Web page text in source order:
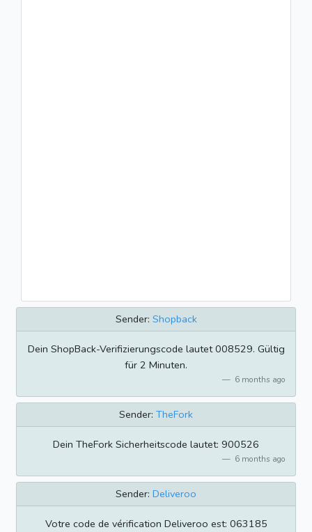
Sender: Shopback
Dein ShopBack-Verifizierungscode lautet 008529. Gültig
für 2 Minuten.
6 months ago
Sender: TheFork
Dein TheFork Sicherheitscode lautet: 900526
6 months ago
Sender: Deliveroo
Votre code de vérification Deliveroo est: 063185